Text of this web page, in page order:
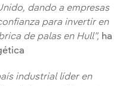
dando a empresas
para invertir en
de palas en Hull”, ha
industrial líder en